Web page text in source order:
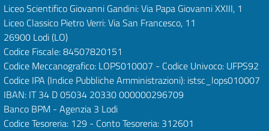
Liceo Scientifico Giovanni Gandini: Via Papa Giovanni XXIII, 1
Liceo Classico Pietro Verri: Via San Francesco, 11
26900 Lodi(LO)
Codice Fiscale: 84507820151
Codice Meccanografico: LOPS010007 - Codice Univoco: UFPS92
Codice IPA (Indice Pubbliche Amministrazioni): istsc_lops010007
IBAN: IT 34 D 05034 20330 000000296709
Banco BPM - Agenzia 3 Lodi
Codice Tesoreria: 129 - Conto Tesoreria: 312601